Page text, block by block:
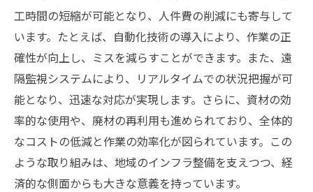
工時間の短縮が可能となり、人件費の削減にも寄与して
います。たとえば、自動化技術の導入により、作業の正
確性が向上し、ミスを減らすことができます。また、遠
隔監視システムにより、リアルタイムでの状況把握が可
能となり、迅速な対応が実現します。さらに、資材の効
率的な使用や、廃材の再利用も進められており、全体的
なコストの低減と作業の効率化が図られています。この
ような取り組みは、地域のインフラ整備を支えつつ、経
済的な側面からも大きな意義を持っています。